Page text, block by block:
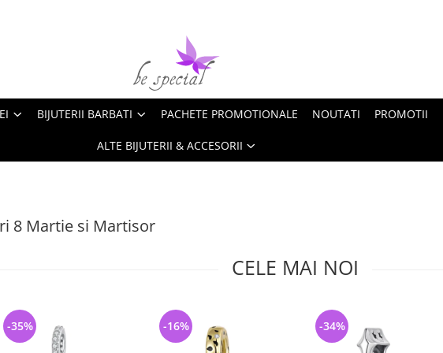
BIJUTERII BARBATI PACHETE PROMOTIONALE NOUTATI PROMOTII
ALTE BIJUTERII & ACCESORII
8 Martie si Martisor
CELE MAI NOI
-35% -16% -34%